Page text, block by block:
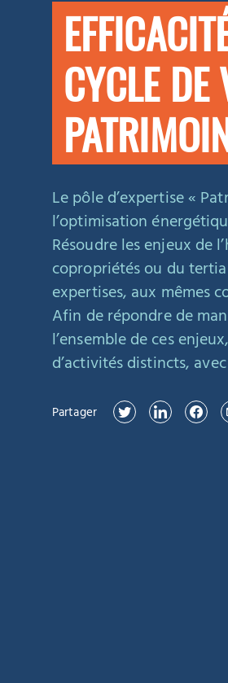
CYCLE DE
Le pôle d’expertise «
l’optimisation
Résoudre les enjeux de
copropriétés ou du
expertises, aux mêmes
Afin de répondre de
l’ensemble de ces
d’activités distincts,
Partager